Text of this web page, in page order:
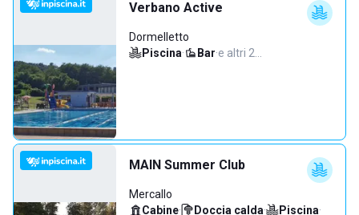
Verbano Active
Dormelletto
Piscina· Bar·e altri 2…
MAIN Summer Club
Mercallo
Cabine· Doccia calda· Piscina·